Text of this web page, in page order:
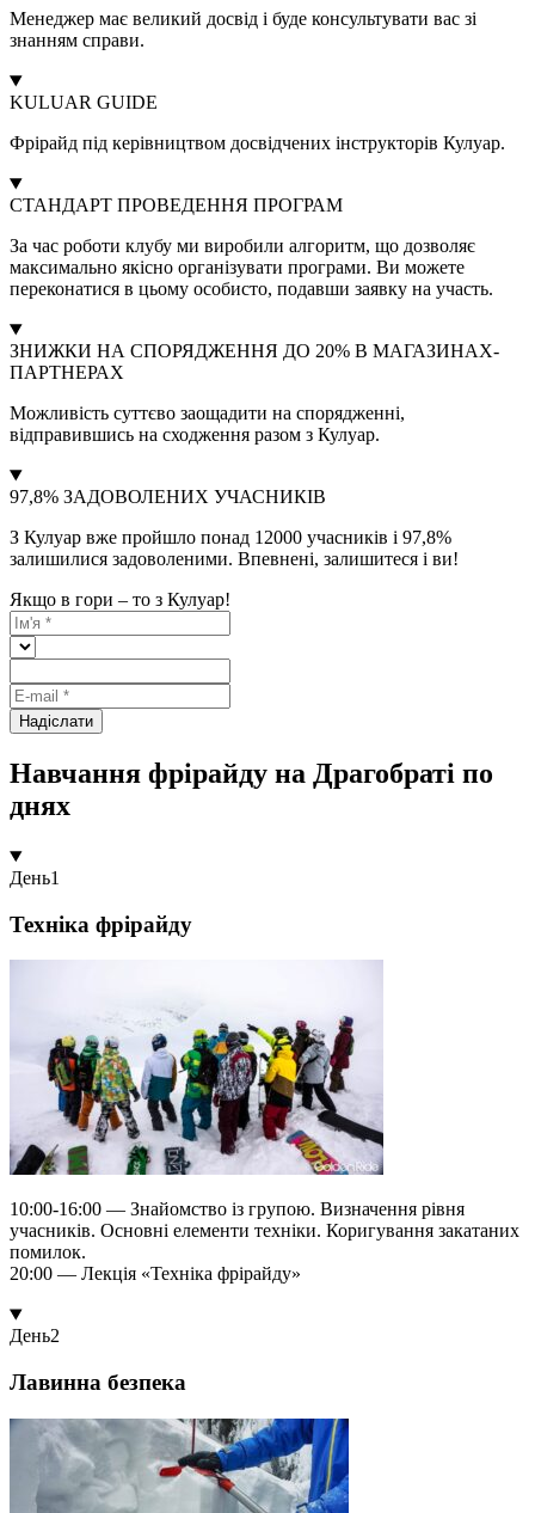
Менеджер має великий досвід і буде консультувати вас зі
знанням справи.
KULUAR GUIDE
Фрірайд під керівництвом досвідчених інструкторів Кулуар.
СТАНДАРТ ПРОВЕДЕННЯ ПРОГРАМ
За час роботи клубу ми виробили алгоритм, що дозволяє
максимально якісно організувати програми. Ви можете
переконатися в цьому особисто, подавши заявку на участь.
ЗНИЖКИ НА СПОРЯДЖЕННЯ ДО 20% В МАГАЗИНАХ-
ПАРТНЕРАХ
Можливість суттєво заощадити на спорядженні,
відправившись на сходження разом з Кулуар.
97,8% ЗАДОВОЛЕНИХ УЧАСНИКІВ
З Кулуар вже пройшло понад 12000 учасників і 97,8%
залишилися задоволеними. Впевнені, залишитеся і ви!
Якщо в гори – то з Кулуар!
Надіслати
Навчання фрірайду на Драгобраті по
днях
День1
Техніка фрірайду
10:00-16:00 — Знайомство із групою. Визначення рівня
учасників. Основні елементи техніки. Коригування закатаних
помилок.
20:00 — Лекція «Техніка фрірайду»
День2
Лавинна безпека